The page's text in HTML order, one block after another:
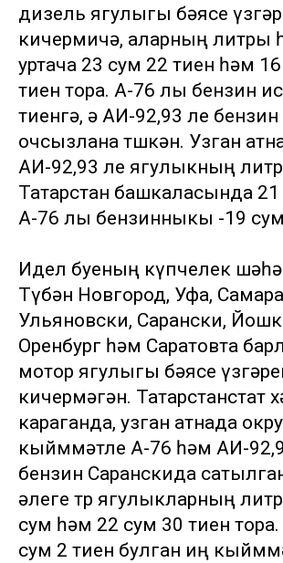
дизель ягулыгы бәясе
кичермичә, аларның литры
уртача 23 сум 22 тиен һәм
тиен тора. А-76 лы бензин
тиенгә, ә АИ-92,93 ле бензин
очсызлана төшкән. Узган
АИ-92,93 ле ягулыкның
Татарстан башкаласында 21
А-76 лы бензинныкы -19 сум
Идел буеның күпчелек
Түбән Новгород, Уфа,
Ульяновски, Сарански,
Оренбург һәм Саратовта
мотор ягулыгы бәясе
кичермәгән. Татарстанстат
караганда, узган атнада
кыйммәтле А-76 һәм АИ-
бензин Саранскида
әлеге төр ягулыкларның
сум һәм 22 сум 30 тиен
сум 2 тиен булган иң